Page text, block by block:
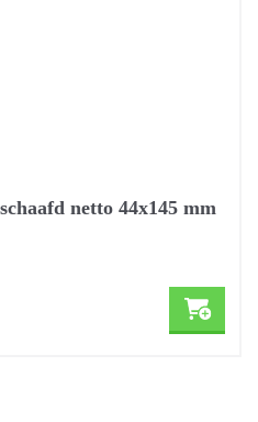
netto 44x145 mm